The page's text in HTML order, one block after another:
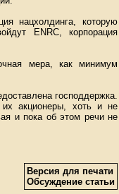
нацхолдинга, которую
ENRC, корпорация
мера, как минимум
господдержка.
акционеры, хоть и не
и пока об этом речи не
Версия для печати
Обсуждение статьи